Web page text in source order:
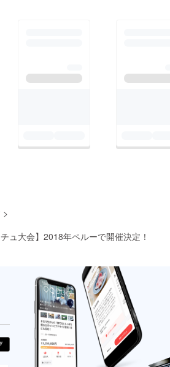
>
ュ大会】2018年ペルーで開催決定！